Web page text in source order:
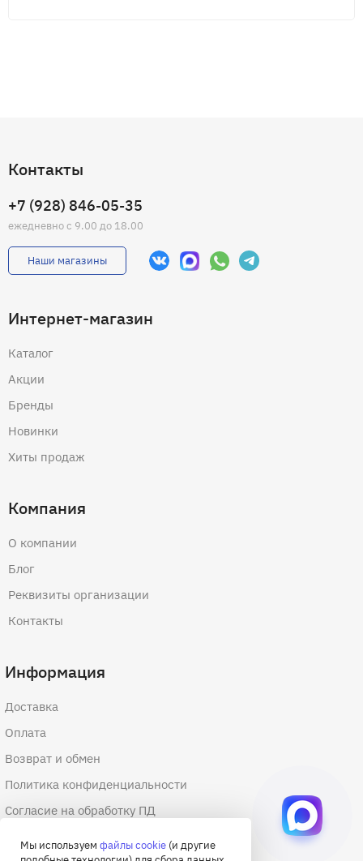
Контакты
+7 (928) 846-05-35
ежедневно с 9.00 до 18.00
Наши магазины
Интернет-магазин
Каталог
Акции
Бренды
Новинки
Хиты продаж
Компания
О компании
Блог
Реквизиты организации
Контакты
Информация
Доставка
Оплата
Возврат и обмен
Политика конфиденциальности
Согласие на обработку ПД
Мы используем файлы cookie (и другие